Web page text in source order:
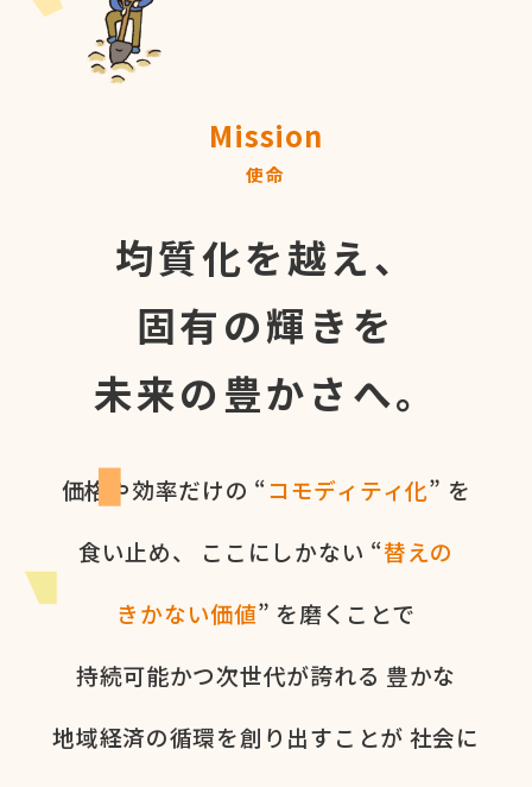
Mission
使命
均質化を越え、
固有の輝きを
未来の豊かさへ。
価格や​効率だけの​ “コモディティ化” を​
食い​止め、
ここに​しかない​ “替えの​
きかない​価値” を​磨く​ことで
持続可能かつ次世代が​誇れる 豊かな​
地域経済の​循環を​創り出すことが 社会に​